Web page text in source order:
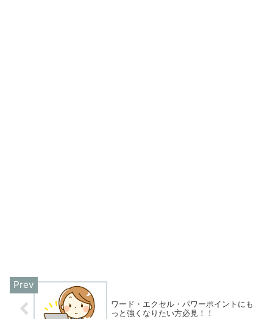
ワード・エクセル・パワーポイントにも
っと強くなりたい方必見！！